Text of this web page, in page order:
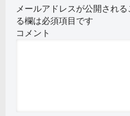
メールアドレスが公開される
る欄は必須項目です
コメント